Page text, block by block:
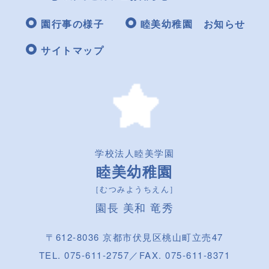
園行事の様子
睦美幼稚園 お知らせ
サイトマップ
学校法人睦美学園
睦美幼稚園
［むつみようちえん］
園長 美和 竜秀
〒612-8036 京都市伏見区桃山町立売47
TEL. 075-611-2757／FAX. 075-611-8371